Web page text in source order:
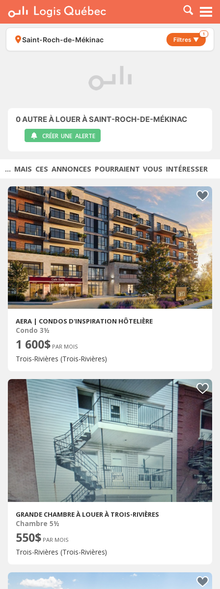
À LOUER
À VENDRE
PLACER UNE ANNONCE
Saint-Roch-de-Mékinac Filtres ▼
1
0AUTRE À LOUER À SAINT-ROCH-DE-MÉKINAC
CRÉER UNE ALERTE
... MAIS CES ANNONCES POURRAIENT VOUS INTÉRESSER
AERA | CONDOS D'INSPIRATION HÔTELIÈRE
Condo 3½
1 600$ PAR MOIS
Trois-Rivières (Trois-Rivières)
GRANDE CHAMBRE À LOUER À TROIS-RIVIÈRES
Chambre 5½
550$ PAR MOIS
Trois-Rivières (Trois-Rivières)